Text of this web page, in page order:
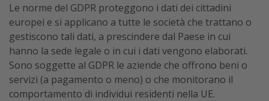
Le norme del GDPR proteggono i dati dei cittadini
europei e si applicano a tutte le società che trattano o
gestiscono tali dati, a prescindere dal Paese in cui
hanno la sede legale o in cui i dati vengono elaborati.
Sono soggette al GDPR le aziende che offrono beni o
servizi (a pagamento o meno) o che monitorano il
comportamento di individui residenti nella UE.